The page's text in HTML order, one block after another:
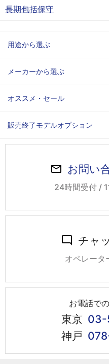
長期包括保守
用途から選ぶ
メーカーから選ぶ
オススメ・セール
販売終了モデルオプション
お問い
24時間受付 /
チャ
オペレー
お電話で
東京 03-
神戸